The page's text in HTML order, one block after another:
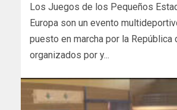
Los Juegos de los Pequeños
Europa son un evento
puesto en marcha por la República
organizados por y...